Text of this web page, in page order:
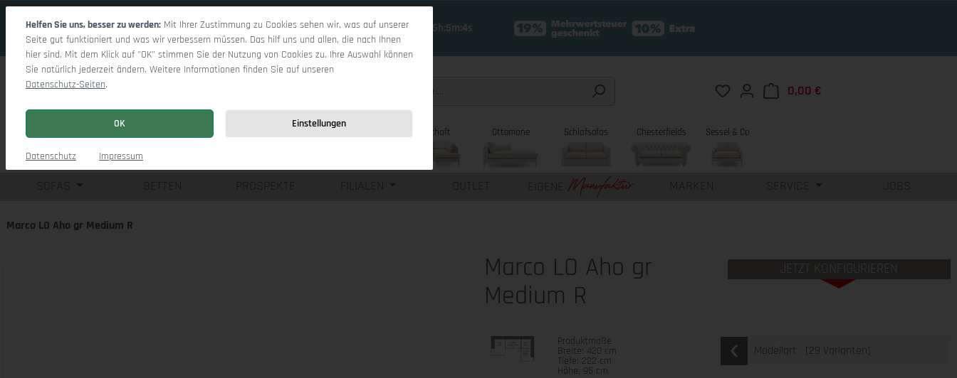
18 Tage 15h:5m:2s
Du hast 0 Produkte auf dem Merkzettel
0,00 €
Wohnlandschaft Ottomane Schlafsofas Chesterfields Sessel & Co
BETTEN PROSPEKTE FILIALEN OUTLET EIGENE MARKEN SERVICE JOBS
Marco LO Aho gr Medium R
Marco LO Aho gr
Medium R
JETZT KONFIGURIEREN
Produktmaße
Breite: 420 cm
Tiefe: 222 cm
Höhe: 95 cm
Modellart [29 Varianten]
Helfen Sie uns, besser zu werden: Mit Ihrer Zustimmung zu Cookies sehen wir, was auf unserer
Seite gut funktioniert und was wir verbessern müssen. Das hilf uns und allen, die nach Ihnen
hier sind. Mit dem Klick auf "OK" stimmen Sie der Nutzung von Cookies zu. Ihre Auswahl können
Sie natürlich jederzeit ändern. Weitere Informationen finden Sie auf unseren
Datenschutz-Seiten.
OK Einstellungen
Datenschutz Impressum